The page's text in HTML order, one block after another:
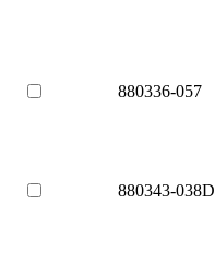
880336-057
880343-038D